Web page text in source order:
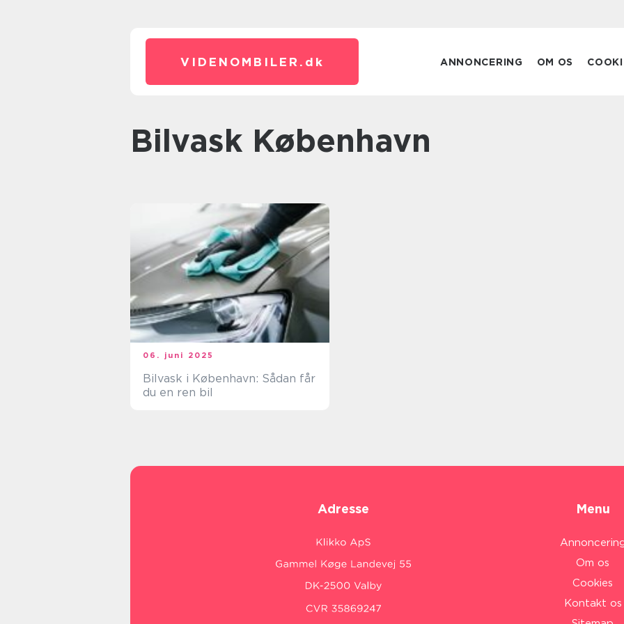
VIDENOMBILER. dk ANNONCERING OM OS
Bilvask København
06. juni 2025
Bilvask i København: Sådan får
du en ren bil
Adresse Menu
Om os
Cookies
Kontakt os